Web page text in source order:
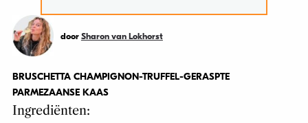
door Sharon van Lokhorst
BRUSCHETTA CHAMPIGNON-TRUFFEL-GERASPTE
PARMEZAANSE KAAS
Ingrediënten: